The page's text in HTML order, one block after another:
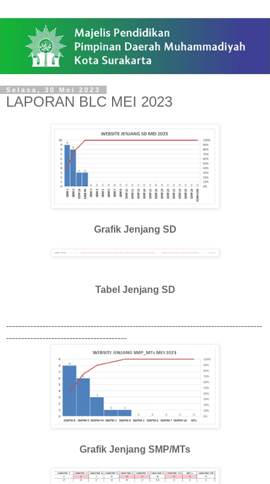
Selasa, 30 Mei 2023
LAPORAN BLC MEI 2023
Grafik Jenjang SD
Tabel Jenjang SD
-------------------------------------------------------------------------------------
----------------------------------------
Grafik Jenjang SMP/MTs